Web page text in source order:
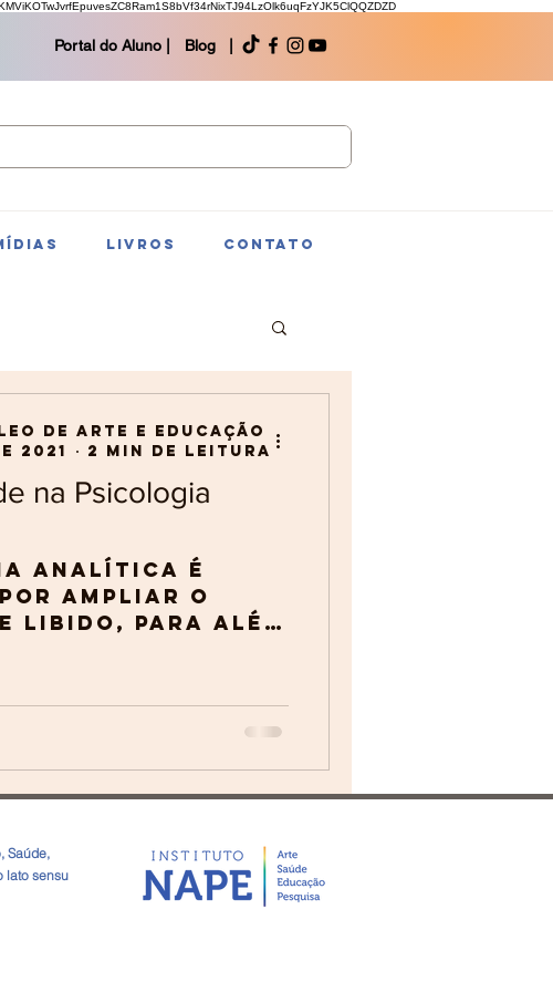
Portal do Aluno | Blog |
LIVROS CONTATO
na Psicologia
Analítica é
ampliar o
libido, para além
de Arte e Educação
2021
2 min de leitura
Saúde,
lato sensu